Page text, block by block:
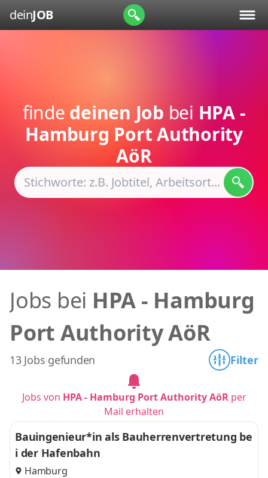
deinJOB
finde deinen Job bei HPA -
Hamburg Port Authority
AöR
Jobs bei HPA - Hamburg
Port Authority AöR
13 Jobs gefunden Filter
Jobs von HPA - Hamburg Port Authority AöRper
Mail erhalten
Bauingenieur*in als Bauherrenvertretung be
i der Hafenbahn
Hamburg